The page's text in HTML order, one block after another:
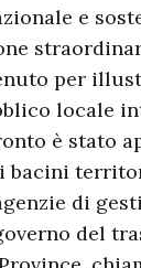
e
per
locale
è stato
bacini
di
del